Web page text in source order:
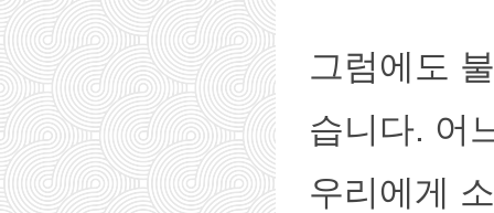
그럼에도
습니다. 어
우리에게